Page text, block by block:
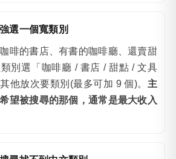
選一個寬類別
咖啡的書店、有書的咖啡廳、還賣甜
別選「咖啡廳 / 書店 / 甜點 / 文具
他放次要類別(最多可加 9 個)。 主
望被搜尋的那個，通常是最大收入